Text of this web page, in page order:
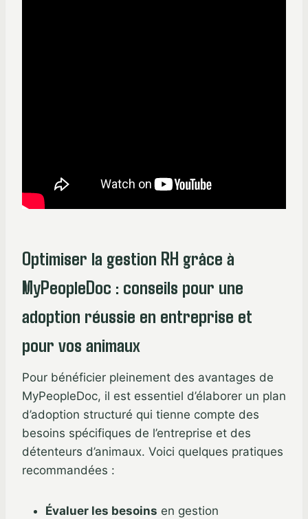
Optimiser la gestion RH grâce à
MyPeopleDoc : conseils pour une
adoption réussie en entreprise et
pour vos animaux
Pour bénéficier pleinement des avantages de
MyPeopleDoc, il est essentiel d’élaborer un plan
d’adoption structuré qui tienne compte des
besoins spécifiques de l’entreprise et des
détenteurs d’animaux. Voici quelques pratiques
recommandées :
Évaluer les besoins en gestion